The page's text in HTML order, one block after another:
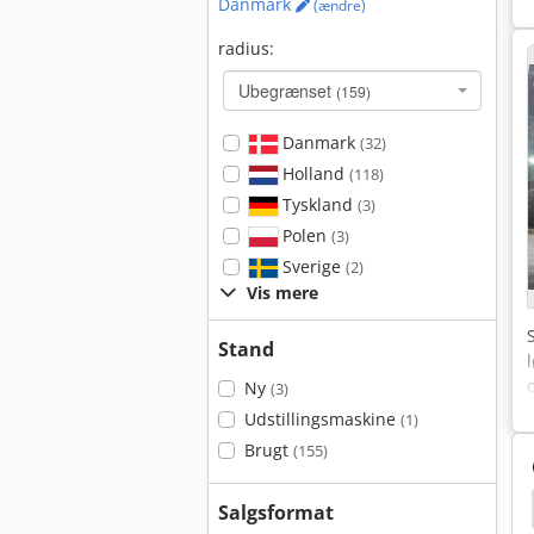
(ændre)
radius:
Ubegrænset (159)
Danmark (32)
Holland (118)
Tyskland (3)
Polen (3)
Sverige (2)
Vis mere
Stand
Ny (3)
Udstillingsmaskine (1)
Brugt (155)
Salgsformat
Batteri Regenerering